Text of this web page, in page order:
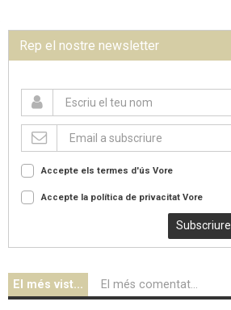
Rep el nostre newsletter
Accepte els termes d'ús Vore
Accepte la política de privacitat Vore
Subscriure
El més vist... El més comentat...